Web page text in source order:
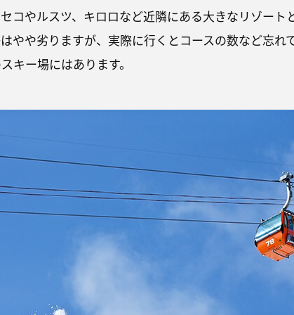
コやルスツ、キロロなど近隣にある大きなリゾート
やや劣りますが、実際に行くとコースの数など忘れ
キー場にはあります。